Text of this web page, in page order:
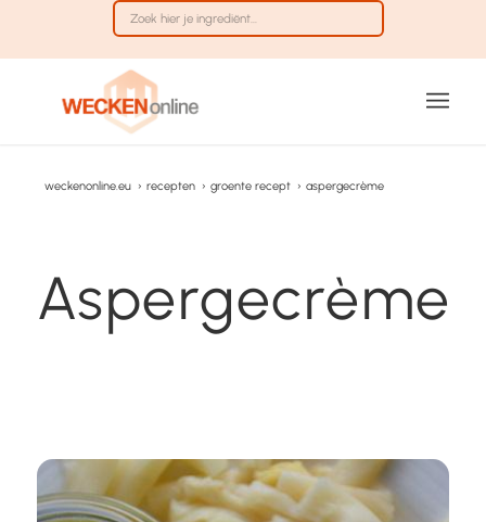
weckenonline.eu › recepten › groente recept › aspergecrème
Aspergecrème